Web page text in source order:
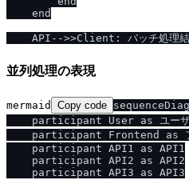
    end
並列処理の表現
mermaid Copy code
participant User as ユー
participant Frontend as フ
    participant API1 as API1
    participant API2 as API2
    participant API3 as API3